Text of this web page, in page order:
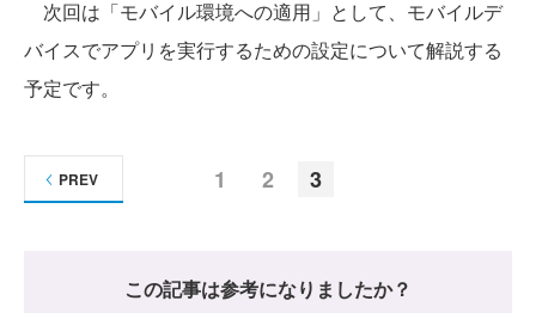
次回は「モバイル環境への適用」として、モバイルデ
バイスでアプリを実行するための設定について解説する
予定です。
1 2 3
PREV
この記事は参考になりましたか？